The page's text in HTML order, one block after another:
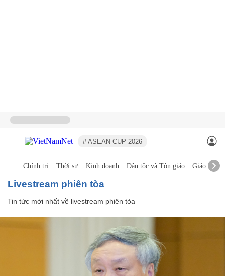
# ASEAN CUP 2026
Chính trị Thời sự Kinh doanh Dân tộc và Tôn giáo Giáo dục
livestream phiên tòa
Tin tức mới nhất về livestream phiên tòa